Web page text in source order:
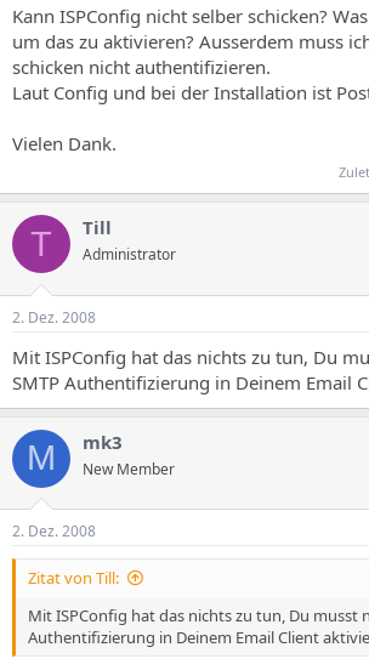
Kann ISPConfig nicht selber schicken?
um das zu aktivieren? Ausserdem muss
schicken nicht authentifizieren.
Laut Config und bei der Installation ist
Vielen Dank.
T Till
Administrator
2. Dez. 2008
Mit ISPConfig hat das nichts zu tun, Du
SMTP Authentifizierung in Deinem Email
M mk3
New Member
2. Dez. 2008
Zitat von Till:
Mit ISPConfig hat das nichts zu tun, Du musst
Authentifizierung in Deinem Email Client